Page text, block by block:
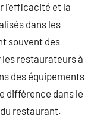
l’efficacité et la
dans les
souvent des
restaurateurs à
des équipements
différence dans le
restaurant.